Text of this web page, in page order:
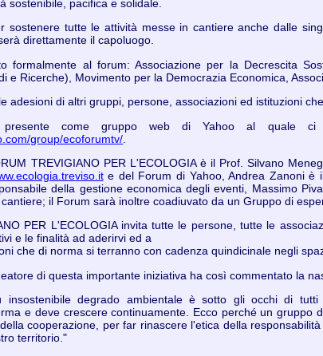
sostenibile, pacifica e solidale.
sostenere tutte le attività messe in cantiere anche dalle
direttamente il capoluogo.
formalmente al forum: Associazione per la Decrescita
e Ricerche), Movimento per la Democrazia Economica,
adesioni di altri gruppi, persone, associazioni ed istituzioni
come gruppo web di Yahoo al quale ci
group/ecoforumtv/
TREVIGIANO PER L'ECOLOGIA è il Prof. Silvano
e del Forum di Yahoo, Andrea Zanoni è
della gestione economica degli eventi, Massimo
il Forum sarà inoltre coadiuvato da un Gruppo di
PER L'ECOLOGIA invita tutte le persone, tutte le
e le finalità ad aderirvi ed a
che di norma si terranno con cadenza quindicinale negli
di questa importante iniziativa ha così commentato la
degrado ambientale è sotto gli occhi di tutti
e deve crescere continuamente. Ecco perché un gruppo
cooperazione, per far rinascere l'etica della
territorio."